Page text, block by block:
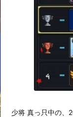
少将 真っ只中の、